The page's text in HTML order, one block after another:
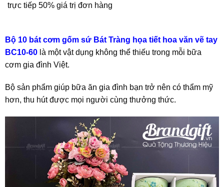
trực tiếp 50% giá trị đơn hàng
Bộ 10 bát cơm gốm sứ Bát Tràng họa tiết hoa văn vẽ tay
BC10-60là một vật dụng không thể thiếu trong mỗi bữa
cơm gia đình Việt.
Bộ sản phẩm giúp bữa ăn gia đình bạn trở nên có thẩm mỹ
hơn, thu hút được mọi người cùng thưởng thức.